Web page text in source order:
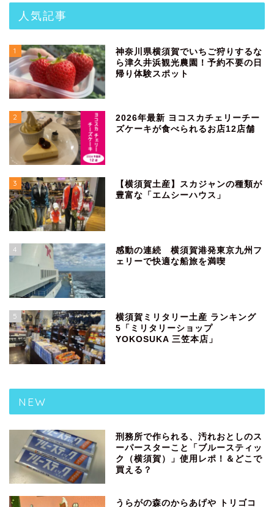
人気記事
1
神奈川県横須賀でいちご狩りするな
ら津久井浜観光農園！予約不要の日
帰り体験スポット
2
2026年最新 ヨコスカチェリーチー
ズケーキが食べられるお店12店舗
3
【横須賀土産】スカジャンの種類が
豊富な「エムシーハウス」
4
感動の連続 横須賀港発東京九州フ
ェリーで快適な船旅を満喫
5
横須賀ミリタリー土産 ランキング
5「ミリタリーショップ
YOKOSUKA 三笠本店」
NEW
刑務所で作られる、汚れおとしのス
ーパースターこと「ブルースティッ
ク（横須賀）」使用レポ！＆どこで
買える？
うらがの森のからあげや トリゴコ